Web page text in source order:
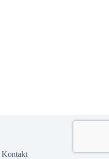
Kon­takt